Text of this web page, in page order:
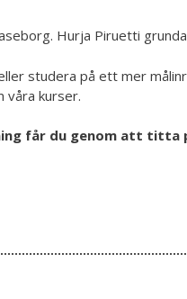
Hurja Piruetti
studera på ett mer
våra kurser.
får du genom att titta